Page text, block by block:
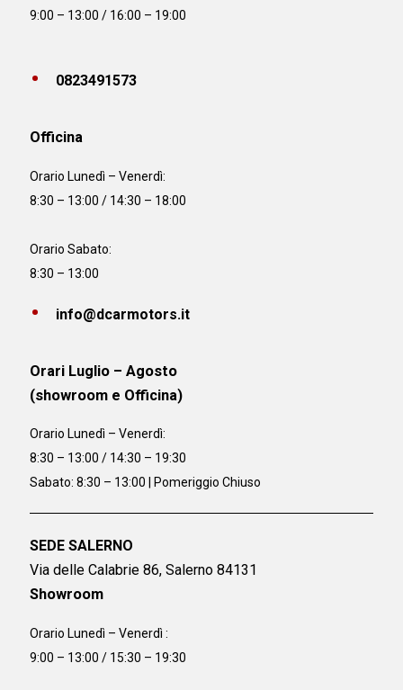
9:00 – 13:00 / 16:00 – 19:00
0823491573
Officina
Orario Lunedì – Venerdì:
8:30 – 13:00 / 14:30 – 18:00
Orario Sabato:
8:30 – 13:00
info@dcarmotors.it
Orari Luglio – Agosto
(showroom e Officina)
Orario Lunedì – Venerdì:
8:30 – 13:00 / 14:30 – 19:30
Sabato: 8:30 – 13:00 | Pomeriggio Chiuso
SEDE SALERNO
Via delle Calabrie 86, Salerno 84131
Showroom
Orario Lunedì – Venerdì :
9:00 – 13:00 / 15:30 – 19:30